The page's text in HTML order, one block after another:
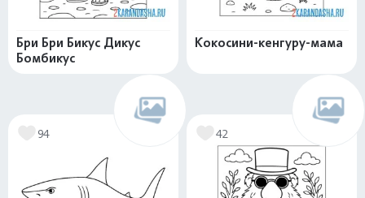
Бри Бри Бикус Дикус
Бомбикус
Кокосини-кенгуру-мама
94 42